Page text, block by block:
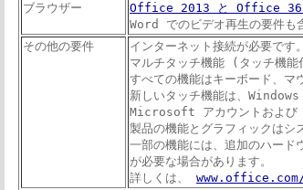
ブラウザー
Office 2013 と Office 365
Word でのビデオ再生の要件も
その他の要件
インターネット接続が必要です。
マルチタッチ機能 (タッチ機能
すべての機能はキーボード、マ
新しいタッチ機能は、
Microsoft アカウントおよび
製品の機能とグラフィックはシ
一部の機能には、追加のハード
が必要な場合があります。
詳しくは、